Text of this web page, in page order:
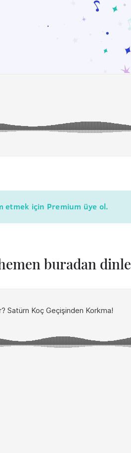
etmek için Premium üye ol.
buradan dinle